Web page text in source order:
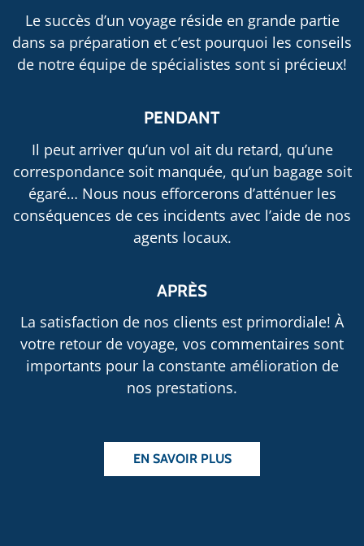
Le succès d’un voyage réside en grande partie
dans sa préparation et c’est pourquoi les conseils
de notre équipe de spécialistes sont si précieux!
PENDANT
Il peut arriver qu’un vol ait du retard, qu’une
correspondance soit manquée, qu’un bagage soit
égaré… Nous nous efforcerons d’atténuer les
conséquences de ces incidents avec l’aide de nos
agents locaux.
APRÈS
La satisfaction de nos clients est primordiale! À
votre retour de voyage, vos commentaires sont
importants pour la constante amélioration de
nos prestations.
EN SAVOIR PLUS